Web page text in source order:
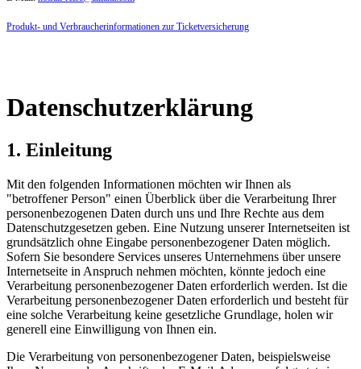
Produkt- und Verbraucherinformationen zur Ticketversicherung
Datenschutzerklärung
1. Einleitung
Mit den folgenden Informationen möchten wir Ihnen als
"betroffener Person" einen Überblick über die Verarbeitung Ihrer
personenbezogenen Daten durch uns und Ihre Rechte aus dem
Datenschutzgesetzen geben. Eine Nutzung unserer Internetseiten ist
grundsätzlich ohne Eingabe personenbezogener Daten möglich.
Sofern Sie besondere Services unseres Unternehmens über unsere
Internetseite in Anspruch nehmen möchten, könnte jedoch eine
Verarbeitung personenbezogener Daten erforderlich werden. Ist die
Verarbeitung personenbezogener Daten erforderlich und besteht für
eine solche Verarbeitung keine gesetzliche Grundlage, holen wir
generell eine Einwilligung von Ihnen ein.
Die Verarbeitung von personenbezogener Daten, beispielsweise